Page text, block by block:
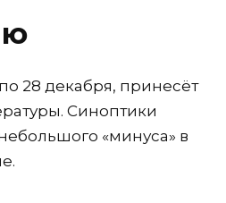
28 декабря, принесёт
Синоптики
«минуса» в